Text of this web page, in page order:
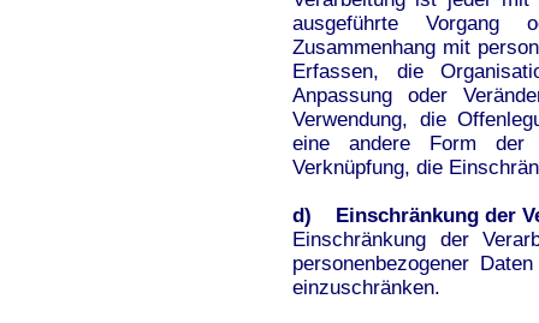
ausgeführte Vorgang
Zusammenhang mit
Erfassen, die
Anpassung oder
Verwendung, die
eine andere Form der
Verknüpfung, die
d) Einschränkung der
Einschränkung der
personenbezogener
einzuschränken.